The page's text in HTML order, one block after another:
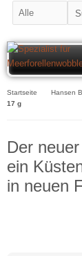
Startseite Hansen
17 g
Der
ein
in neuen